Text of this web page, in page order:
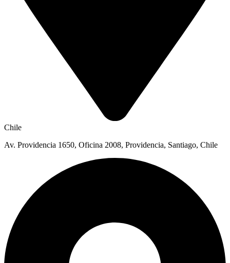
Chile
Av. Providencia 1650, Oficina 2008, Providencia, Santiago, Chile